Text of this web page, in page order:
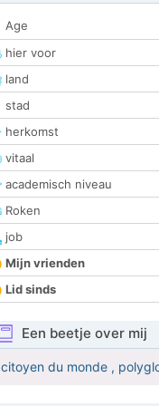
Age
hier voor
land
stad
herkomst
vitaal
academisch niveau
Roken
job
Mijn vrienden
Lid sinds
Een beetje over mij
citoyen du monde ,